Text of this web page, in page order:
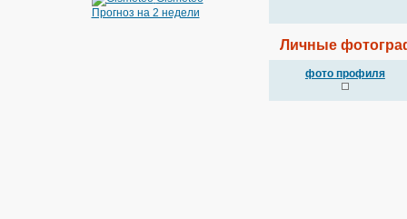
Прогноз на 2 недели
Личные
фото профиля